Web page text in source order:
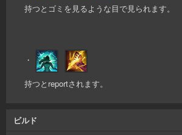
持つとゴミを見るような目で見られます。
・
持つとreportされます。
ビルド